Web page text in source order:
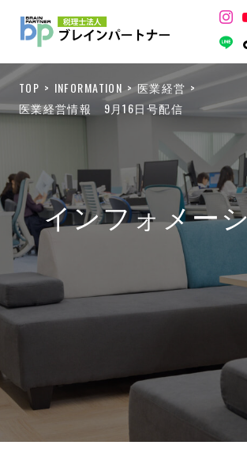
TOP INFORMATION
医業経営
医業経営情報 9月16日号配信
インフォメー